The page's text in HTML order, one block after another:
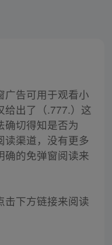
广告可用于观看小
给出了（.777.）这
确切得知是否为
读渠道，没有更多
确的免弹窗阅读来
击下方链接来阅读